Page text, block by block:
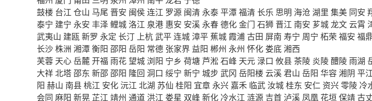
鼓楼 台江 仓山 马尾 晋安 闽侯连江 罗源 闽清 永泰平潭福清 长乐 思明 海沧 湖里 集美 同安
泰宁 建宁 永安 丰泽鲤城洛江 泉港 惠安 安溪 永春德化金门 石狮 晋江 南安 芗城龙文 云霄
武夷山 建瓯新罗 永定 长汀 上杭武平连城 漳平 蕉城 霞浦古田 屏南 寿宁 周宁 柘荣 福安 福
长沙株洲 湘潭衡阳 邵阳 岳阳 常德 张家界 益阳 郴州 永州 怀化 娄底湘西
芙蓉 天心岳麓开福 雨花望城 浏阳 宁乡 荷塘 芦淞石峰 天元 渌口 攸县茶陵 炎陵醴陵雨湖
大祥北塔邵东 新邵邵阳 隆回 洞口 绥宁 新宁 城步 武冈 岳阳楼 云溪君山 岳阳 华容湘阴 平
阳 赫山 南县桃江 安化沅江 北湖 苏仙 桂阳 宜章 永兴 嘉禾 临武 汝城桂东 安仁 资兴零陵 冷
会同 麻阳 新晃 芷江 靖州 通道 洪江 娄星 双峰 新化 冷水江 涟源 吉首 泸溪 凤凰 花垣保靖古